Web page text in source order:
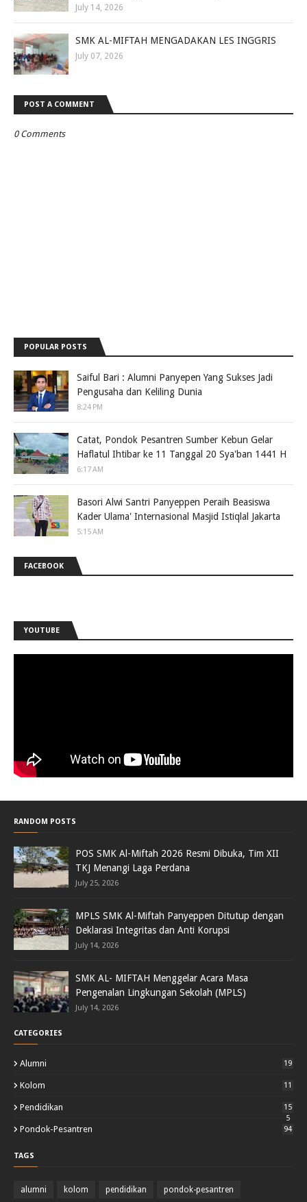
July 14, 2026
SMK AL-MIFTAH MENGADAKAN LES INGGRIS
July 07, 2026
POST A COMMENT
0 Comments
POPULAR POSTS
Saiful Bari : Alumni Panyepen Yang Sukses Jadi
Pengusaha dan Keliling Dunia
8:24 PM
Catat, Pondok Pesantren Sumber Kebun Gelar
Haflatul Ihtibar ke 11 Tanggal 20 Sya'ban 1441 H
6:17 AM
Basori Alwi Santri Panyeppen Peraih Beasiswa
Kader Ulama' Internasional Masjid Istiqlal Jakarta
5:15 AM
FACEBOOK
YOUTUBE
RANDOM POSTS
POS SMK Al-Miftah 2026 Resmi Dibuka, Tim XII
TKJ Menangi Laga Perdana
July 25, 2026
MPLS SMK Al-Miftah Panyeppen Ditutup dengan
Deklarasi Integritas dan Anti Korupsi
July 14, 2026
SMK AL- MIFTAH Menggelar Acara Masa
Pengenalan Lingkungan Sekolah (MPLS)
July 14, 2026
CATEGORIES
Alumni 19
Kolom 11
Pendidikan
15
5
Pondok-Pesantren 94
TAGS
alumni kolom pendidikan pondok-pesantren